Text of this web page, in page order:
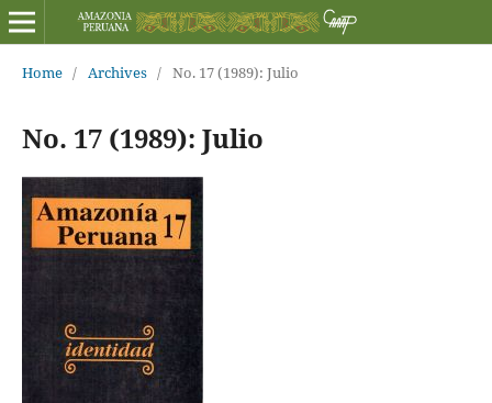
Home / Archives / No. 17 (1989): Julio
No. 17 (1989): Julio